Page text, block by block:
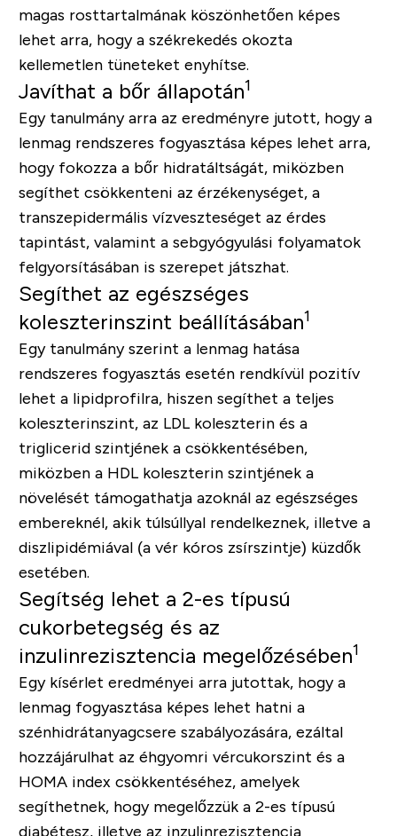
magas rosttartalmának köszönhetően képes
lehet arra, hogy a székrekedés okozta
kellemetlen tüneteket enyhítse.
Javíthat a bőr állapotán1
Egy tanulmány arra az eredményre jutott, hogy a
lenmag rendszeres fogyasztása képes lehet arra,
hogy fokozza a bőr hidratáltságát, miközben
segíthet csökkenteni az érzékenységet, a
transzepidermális vízveszteséget az érdes
tapintást, valamint a sebgyógyulási folyamatok
felgyorsításában is szerepet játszhat.
Segíthet az egészséges
koleszterinszint beállításában1
Egy tanulmány szerint a lenmag hatása
rendszeres fogyasztás esetén rendkívül pozitív
lehet a lipidprofilra, hiszen segíthet a teljes
koleszterinszint, az LDL koleszterin és a
triglicerid szintjének a csökkentésében,
miközben a HDL koleszterin szintjének a
növelését támogathatja azoknál az egészséges
embereknél, akik túlsúllyal rendelkeznek, illetve a
diszlipidémiával (a vér kóros zsírszintje) küzdők
esetében.
Segítség lehet a 2-es típusú
cukorbetegség és az
inzulinrezisztencia megelőzésében1
Egy kísérlet eredményei arra jutottak, hogy a
lenmag fogyasztása képes lehet hatni a
szénhidrátanyagcsere szabályozására, ezáltal
hozzájárulhat az éhgyomri vércukorszint és a
HOMA index csökkentéséhez, amelyek
segíthetnek, hogy megelőzzük a 2-es típusú
diabétesz, illetve az inzulinrezisztencia